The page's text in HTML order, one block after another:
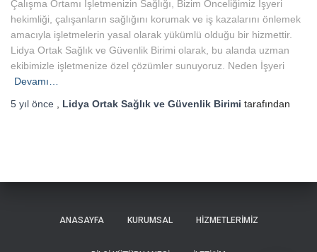
Çalışma Ortamı İşletmenizin Sağlığı, Bizim Önceliğimiz İşyeri
hekimliği, çalışanların sağlığını korumak ve iş kazalarını önlemek
amacıyla işletmelerin yasal olarak yükümlü olduğu bir hizmettir.
Lidya Ortak Sağlık ve Güvenlik Birimi olarak, bu alanda uzman
ekibimizle işletmenize özel çözümler sunuyoruz. Neden İşyeri
Devamı…
5 yıl önce Lidya Ortak Sağlık ve Güvenlik Birimi tarafından
ANASAYFA KURUMSAL HIZMETLERIMIZ